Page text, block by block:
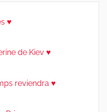
♥
de Kiev ♥
reviendra ♥